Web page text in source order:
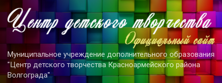
к
содержимому
Муниципальное учреждение дополнительного образования
"Центр детского творчества Красноармейского района
Волгограда"